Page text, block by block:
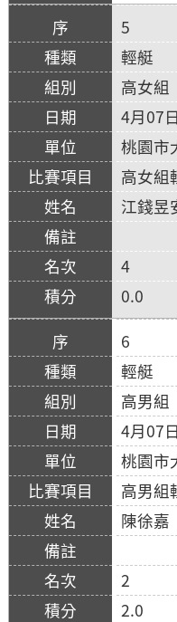
5
輕艇
高女組
4月07日
桃園市
高女組
江錢昱
4
0.0
6
輕艇
高男組
4月07日
桃園市
高男組
陳徐嘉
2
2.0